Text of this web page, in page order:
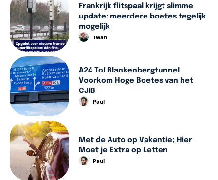
Frankrijk flitspaal krijgt slimme
update: meerdere boetes tegelijk
mogelijk
Twan
A24 Tol Blankenbergtunnel
Voorkom Hoge Boetes van het
CJIB
Paul
Met de Auto op Vakantie; Hier
Moet je Extra op Letten
Paul